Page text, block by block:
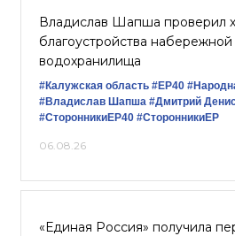
Владислав Шапша проверил
благоустройства
водохранилища
#Калужская область #ЕР40
#Владислав Шапша #Дмитрий
#СторонникиЕР40 #СторонникиЕР
06.08.26
«Единая Россия» получила